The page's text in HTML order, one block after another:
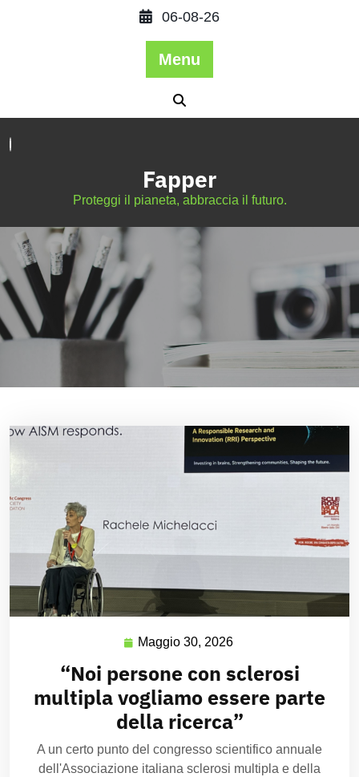
06-08-26
Menu
Fapper
Proteggi il pianeta, abbraccia il futuro.
Maggio 30, 2026
“Noi persone con sclerosi
multipla vogliamo essere parte
della ricerca”
A un certo punto del congresso scientifico annuale
dell'Associazione italiana sclerosi multipla e della